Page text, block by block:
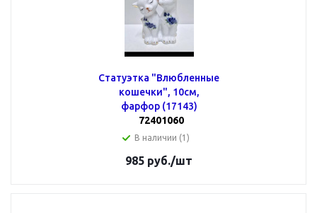
Статуэтка "Влюбленные
кошечки", 10см,
фарфор (17143)
72401060
В наличии (1)
985 руб./шт